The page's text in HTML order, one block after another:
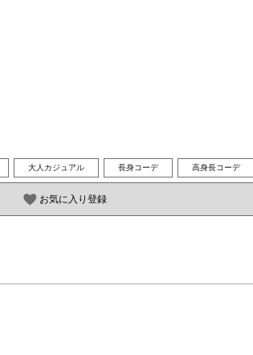
大人カジュアル 長身コーデ 高身長コーデ
お気に入り登録